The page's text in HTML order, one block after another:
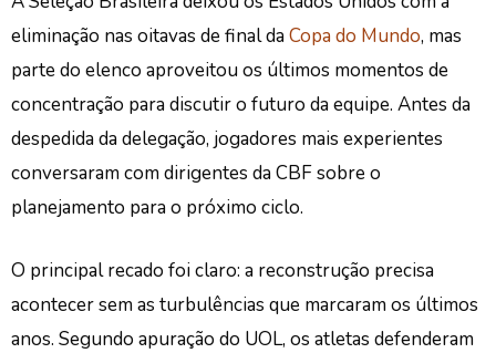
eliminação nas oitavas de final daCopa do Mundo, mas
parte do elenco aproveitou os últimos momentos de
concentração para discutir o futuro da equipe. Antes da
despedida da delegação, jogadores mais experientes
conversaram com dirigentes da CBF sobre o
planejamento para o próximo ciclo.
O principal recado foi claro: a reconstrução precisa
acontecer sem as turbulências que marcaram os últimos
anos. Segundo apuração do UOL, os atletas defenderam